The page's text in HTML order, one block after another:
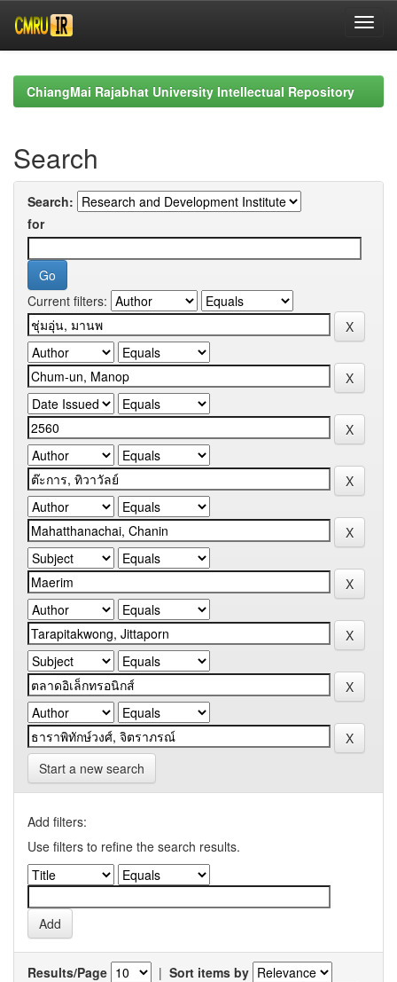
navigationChiangMai Rajabhat University Intellectual Repository
Search
Search:
for
Current filters:
Start a new search
Add filters:
Use filters to refine the search results.
Results/Page | Sort items by